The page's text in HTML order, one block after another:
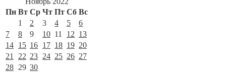
Пн Вт Ср Чт Пт Сб Вс
1
2 3 4 5
6
7
8 9 10 11 12 13
14 15 16 17 18 19 20
21
22 23 24 25 26 27
28 29 30